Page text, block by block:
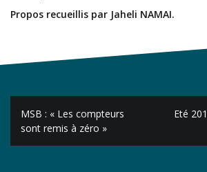
Propos recueillis par Jaheli NAMAI.
Navigation
de
l’article
MSB : « Les compteurs
sont remis à zéro »
Eté